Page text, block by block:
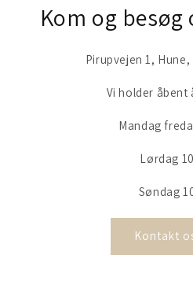
Kom og
Pirupvejen 1,
Vi holder åbent
Mandag
Lørdag
Søndag
Kontakt